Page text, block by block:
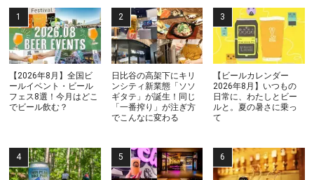
【2026年8月】全国ビ
ールイベント・ビール
フェス8選！今月はどこ
でビール飲む？
日比谷の高架下にキリ
ンシティ新業態「ソソ
ギタテ」が誕生！同じ
「一番搾り」が注ぎ方
でこんなに変わる
【ビールカレンダー
2026年8月】いつもの
日常に、わたしとビー
ルと。夏の暑さに乗っ
て